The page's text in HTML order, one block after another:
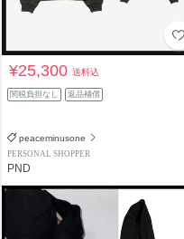
¥25,300送料込
関税負担なし 返品補償
peaceminusone
PERSONAL SHOPPER
PND